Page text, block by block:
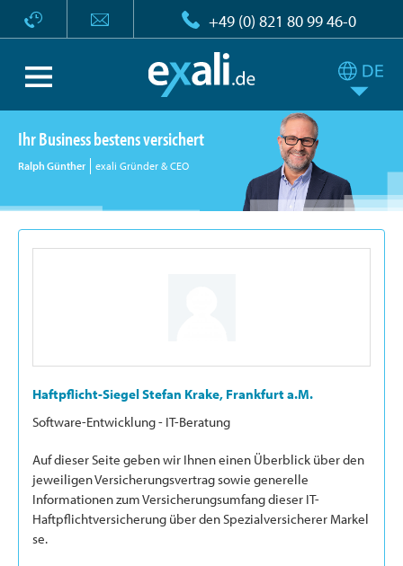
+49 (0) 821 80 99 46-0
Ihr Business bestens versichert
Ralph Günther exali Gründer & CEO
Haftpflicht-Siegel Stefan Krake, Frankfurt a.M.
Software-Entwicklung - IT-Beratung
Auf dieser Seite geben wir Ihnen einen Überblick über den
jeweiligen Versicherungsvertrag sowie generelle
Informationen zum Versicherungsumfang dieser IT-
Haftpflichtversicherung über den Spezialversicherer Markel
se.